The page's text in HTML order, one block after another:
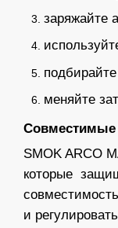
заряжайте
меняйте
Совместимые
SMOK ARCO
которые
и